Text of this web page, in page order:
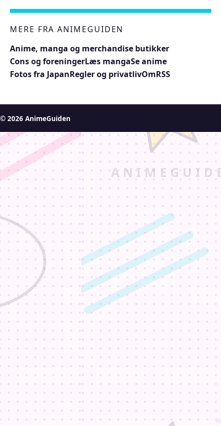
MERE FRA ANIMEGUIDEN
Anime, manga og merchandise butikker
Cons og foreningerLæs mangaSe anime
Fotos fra JapanRegler og privatlivOmRSS
© 2026 AnimeGuiden